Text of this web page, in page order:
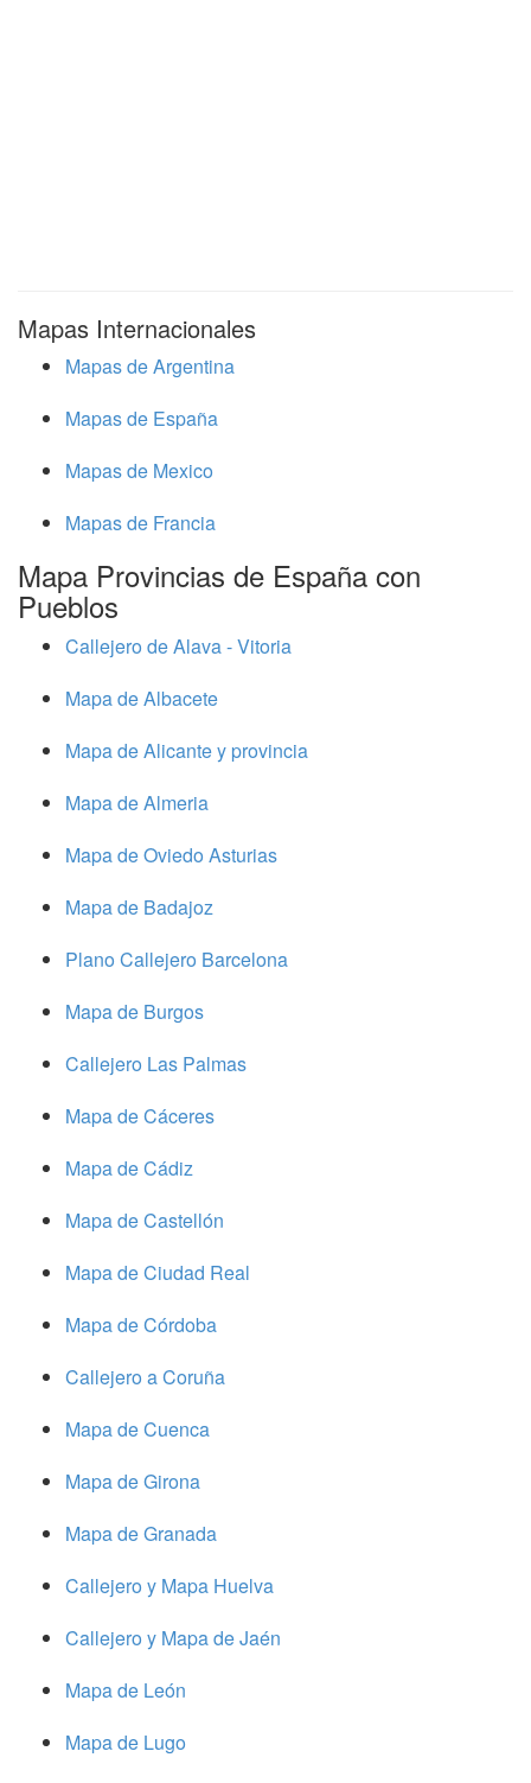
Mapas Internacionales
Mapas de Argentina
Mapas de España
Mapas de Mexico
Mapas de Francia
Mapa Provincias de España con
Pueblos
Callejero de Alava - Vitoria
Mapa de Albacete
Mapa de Alicante y provincia
Mapa de Almeria
Mapa de Oviedo Asturias
Mapa de Badajoz
Plano Callejero Barcelona
Mapa de Burgos
Callejero Las Palmas
Mapa de Cáceres
Mapa de Cádiz
Mapa de Castellón
Mapa de Ciudad Real
Mapa de Córdoba
Callejero a Coruña
Mapa de Cuenca
Mapa de Girona
Mapa de Granada
Callejero y Mapa Huelva
Callejero y Mapa de Jaén
Mapa de León
Mapa de Lugo